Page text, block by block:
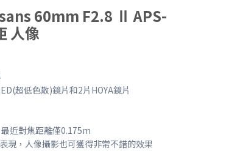
60mm F2.8 Ⅱ APS-
人像
超低色散)鏡片和2片HOYA鏡片
近對焦距離僅0.175m
現，人像攝影也可獲得非常不錯的效果